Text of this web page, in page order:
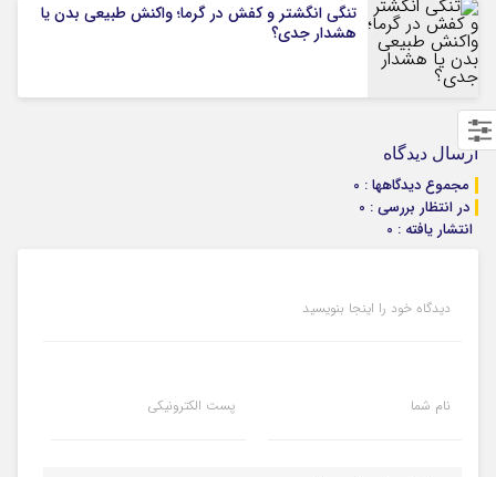
تنگی انگشتر و کفش در گرما؛ واکنش طبیعی بدن یا
هشدار جدی؟
ارسال دیدگاه
مجموع دیدگاهها : 0
در انتظار بررسی : 0
انتشار یافته : 0
دیدگاه خود را اینجا بنویسید
نام شما پست الکترونیکی